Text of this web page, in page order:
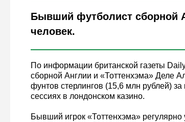
Бывший футболист сборной
человек.
По информации британской газеты
сборной Англии и «Тоттенхэма» Деле
фунтов стерлингов (15,6 млн рублей)
сессиях в лондонском казино.
Бывший игрок «Тоттенхэма» регулярно